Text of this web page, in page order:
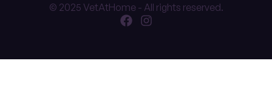
© 2025 VetAtHome - All rights reserved.